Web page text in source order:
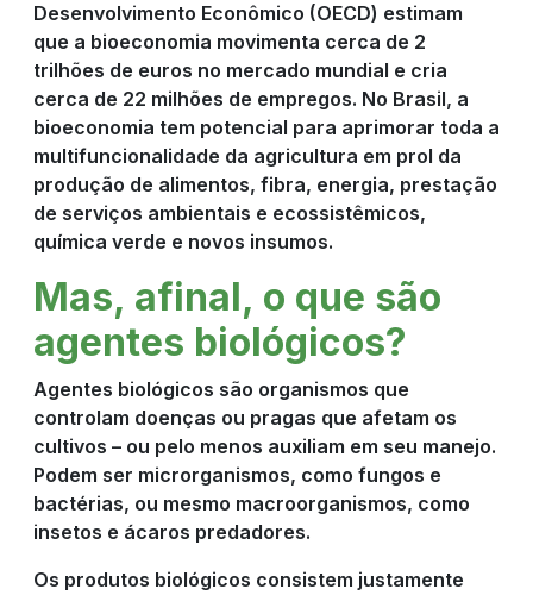
Desenvolvimento Econômico (OECD) estimam
que a bioeconomia movimenta cerca de 2
trilhões de euros no mercado mundial e cria
cerca de 22 milhões de empregos. No Brasil, a
bioeconomia tem potencial para aprimorar toda a
multifuncionalidade da agricultura em prol da
produção de alimentos, fibra, energia, prestação
de serviços ambientais e ecossistêmicos,
química verde e novos insumos.
Mas, afinal, o que são
agentes biológicos?
Agentes biológicos são organismos que
controlam doenças ou pragas que afetam os
cultivos – ou pelo menos auxiliam em seu manejo.
Podem ser microrganismos, como fungos e
bactérias, ou mesmo macroorganismos, como
insetos e ácaros predadores.
Os produtos biológicos consistem justamente